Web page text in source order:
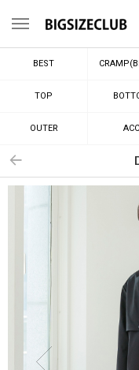
메뉴
BEST
TOP
OUTER ACC